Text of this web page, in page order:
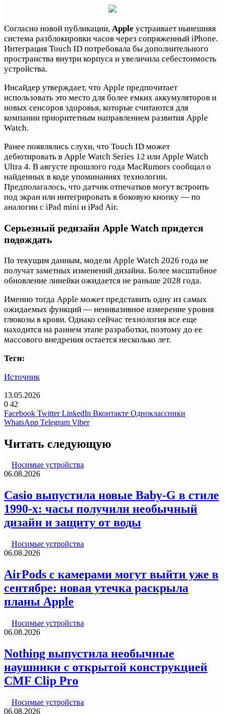
Согласно новой публикации, Apple устраивает нынешняя
система разблокировки часов через сопряженный iPhone.
Интеграция Touch ID потребовала бы дополнительного
пространства внутри корпуса и увеличила себестоимость
устройства.
Инсайдер утверждает, что Apple предпочитает
использовать это место для более емких аккумуляторов и
новых сенсоров здоровья, которые считаются для
компании приоритетным направлением развития Apple
Watch.
Ранее появлялись слухи, что Touch ID может
дебютировать в Apple Watch Series 12 или Apple Watch
Ultra 4. В августе прошлого года MacRumors сообщал о
найденных в коде упоминаниях технологии.
Предполагалось, что датчик отпечатков могут встроить
под экран или интегрировать в боковую кнопку — по
аналогии с iPad mini и iPad Air.
Серьезный редизайн Apple Watch придется
подождать
По текущим данным, модели Apple Watch 2026 года не
получат заметных изменений дизайна. Более масштабное
обновление линейки ожидается не раньше 2028 года.
Именно тогда Apple может представить одну из самых
ожидаемых функций — неинвазивное измерение уровня
глюкозы в крови. Однако сейчас технология все еще
находится на раннем этапе разработки, поэтому до ее
массового внедрения остается несколько лет.
Теги:
Источник
13.05.2026
0 42
Facebook Twitter LinkedIn Вконтакте Одноклассники
WhatsApp Telegram Viber
Читать следующую
Носимые устройства
06.08.2026
Casio выпустила новые Baby-G в стиле
1990-х: часы получили необычный
дизайн и защиту от воды
Носимые устройства
06.08.2026
AirPods с камерами могут выйти уже в
сентябре: новая утечка раскрыла
планы Apple
Носимые устройства
06.08.2026
Nothing выпустила необычные
наушники с открытой конструкцией
CMF Clip Pro
Носимые устройства
06.08.2026